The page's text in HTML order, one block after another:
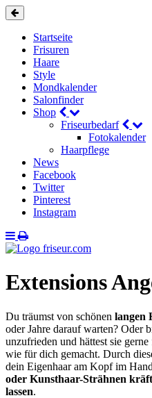
Startseite
Frisuren
Haare
Style
Mondkalender
Salonfinder
Shop
Friseurbedarf
Fotokalender
Haarpflege
News
Facebook
Twitter
Pinterest
Instagram
Extensions
Du träumst von schönen langen
oder Jahre darauf warten? Oder
unzufrieden und hättest sie
wie für dich gemacht. Durch
dein Eigenhaar am Kopf im
oder Kunsthaar-Strähnen
lassen.